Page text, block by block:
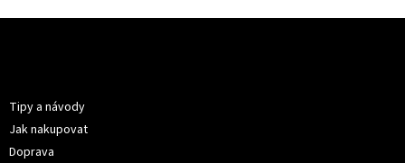
Tipy a návody
Jak nakupovat
Doprava